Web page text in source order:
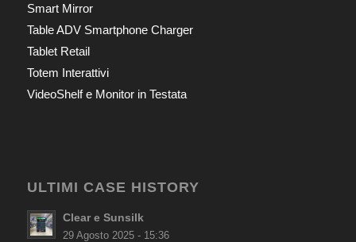
Smart Mirror
Table ADV Smartphone Charger
Tablet Retail
Totem Interattivi
VideoShelf e Monitor in Testata
ULTIMI CASE HISTORY
Clear e Sunsilk
29 Agosto 2025 - 15:36